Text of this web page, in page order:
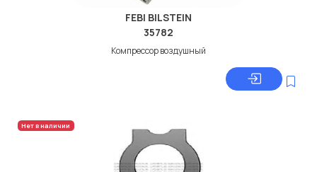
FEBI BILSTEIN
35782
Компрессор воздушный
Нет в наличии